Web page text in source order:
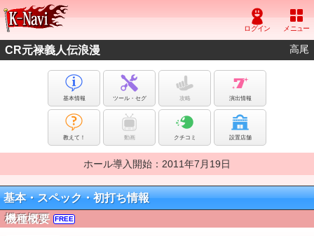
CR元禄義人伝浪漫 高尾
基本情報 ツール・セグ 攻略 演出情報
教えて！ 動画 クチコミ 設置店舗
ホール導入開始：2011年7月19日
基本・スペック・初打ち情報
機種概要
FREE